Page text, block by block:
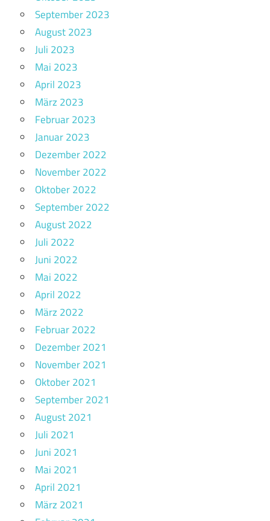
September 2023
August 2023
Juli 2023
Mai 2023
April 2023
März 2023
Februar 2023
Januar 2023
Dezember 2022
November 2022
Oktober 2022
September 2022
August 2022
Juli 2022
Juni 2022
Mai 2022
April 2022
März 2022
Februar 2022
Dezember 2021
November 2021
Oktober 2021
September 2021
August 2021
Juli 2021
Juni 2021
Mai 2021
April 2021
März 2021